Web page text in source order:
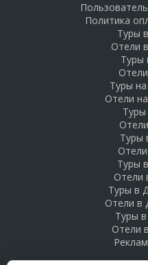
Политика
Туры
Отели
Туры
Туры
Отели
Туры
Туры
Туры
Отели
Туры в
Отели в
Туры
Отели